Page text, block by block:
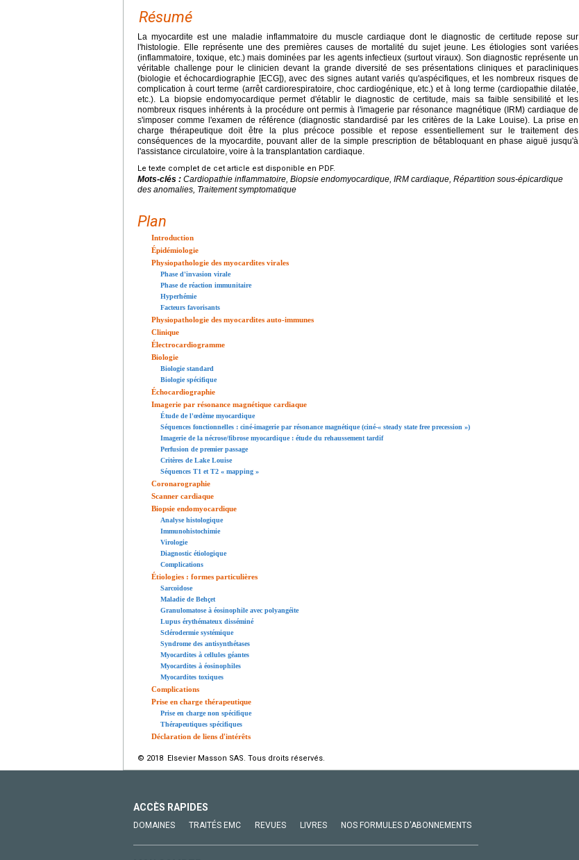
Résumé
La myocardite est une maladie inflammatoire du muscle cardiaque dont le diagnostic de certitude repose sur
l'histologie. Elle représente une des premières causes de mortalité du sujet jeune. Les étiologies sont variées
(inflammatoire, toxique, etc.) mais dominées par les agents infectieux (surtout viraux). Son diagnostic représente un
véritable challenge pour le clinicien devant la grande diversité de ses présentations cliniques et paracliniques
(biologie et échocardiographie [ECG]), avec des signes autant variés qu'aspécifiques, et les nombreux risques de
complication à court terme (arrêt cardiorespiratoire, choc cardiogénique, etc.) et à long terme (cardiopathie dilatée,
etc.). La biopsie endomyocardique permet d'établir le diagnostic de certitude, mais sa faible sensibilité et les
nombreux risques inhérents à la procédure ont permis à l'imagerie par résonance magnétique (IRM) cardiaque de
s'imposer comme l'examen de référence (diagnostic standardisé par les critères de la Lake Louise). La prise en
charge thérapeutique doit être la plus précoce possible et repose essentiellement sur le traitement des
conséquences de la myocardite, pouvant aller de la simple prescription de bêtabloquant en phase aiguë jusqu'à
l'assistance circulatoire, voire à la transplantation cardiaque.
Le texte complet de cet article est disponible en PDF.
Mots-clés : Cardiopathie inflammatoire, Biopsie endomyocardique, IRM cardiaque, Répartition sous-épicardique
des anomalies, Traitement symptomatique
Plan
Introduction
Épidémiologie
Physiopathologie des myocardites virales
Phase d'invasion virale
Phase de réaction immunitaire
Hyperhémie
Facteurs favorisants
Physiopathologie des myocardites auto-immunes
Clinique
Électrocardiogramme
Biologie
Biologie standard
Biologie spécifique
Échocardiographie
Imagerie par résonance magnétique cardiaque
Étude de l'œdème myocardique
Séquences fonctionnelles : ciné-imagerie par résonance magnétique (ciné-« steady state free precession »)
Imagerie de la nécrose/fibrose myocardique : étude du rehaussement tardif
Perfusion de premier passage
Critères de Lake Louise
Séquences T1 et T2 « mapping »
Coronarographie
Scanner cardiaque
Biopsie endomyocardique
Analyse histologique
Immunohistochimie
Virologie
Diagnostic étiologique
Complications
Étiologies : formes particulières
Sarcoïdose
Maladie de Behçet
Granulomatose à éosinophile avec polyangéite
Lupus érythémateux disséminé
Sclérodermie systémique
Syndrome des antisynthétases
Myocardites à cellules géantes
Myocardites à éosinophiles
Myocardites toxiques
Complications
Prise en charge thérapeutique
Prise en charge non spécifique
Thérapeutiques spécifiques
Déclaration de liens d'intérêts
© 2018 Elsevier Masson SAS. Tous droits réservés.
ACCÈS RAPIDES
DOMAINES TRAITÉS EMC REVUES LIVRES NOS FORMULES D'ABONNEMENTS